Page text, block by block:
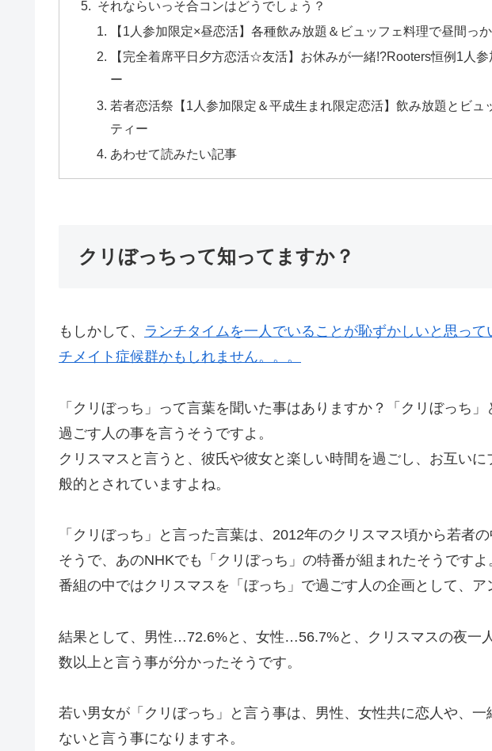
それならいっそ合コンはどうでしょう？
【1人参加限定×昼恋活】各種飲み放題＆ビュッフェ料理で昼間っ
【完全着席平日夕方恋活☆友活】お休みが一緒!?Rooters恒例1人
ー
若者恋活祭【1人参加限定＆平成生まれ限定恋活】飲み放題とビュ
ティー
あわせて読みたい記事
クリぼっちって知ってますか？
もしかして、 ランチタイムを一人でいることが恥ずかしいと思って
チメイト症候群かもしれません。。。
「クリぼっち」 って言葉を聞いた事はありますか？ 「クリぼっち」
過ごす 人の事を言うそうですよ。
クリスマスと言うと、彼氏や彼女と楽しい時間を過ごし、お互い
般的とされていますよね。
「クリぼっち」
と言った言葉は、2012年のクリスマス頃から若者
そうで、 あのNHKでも「クリぼっち」の特番が組まれたそうですよ
番組の中ではクリスマスを「ぼっち」で過ごす人の企画 として、ア
結果として、男性…72.6%と、女性…56.7%と、ク リスマスの夜一
数以 上と言う事が分かったそうです。
若い男女が 「クリぼっち」と 言う事は、男性、女性共に恋人や、
ないと言う事になりますネ。